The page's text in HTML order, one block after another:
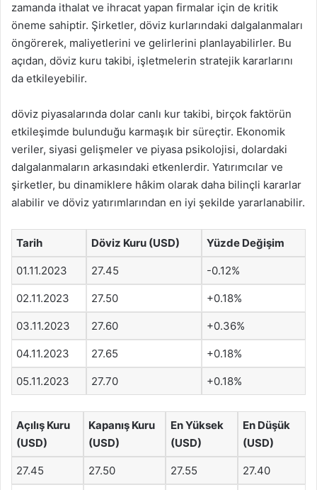
zamanda ithalat ve ihracat yapan firmalar için de kritik
öneme sahiptir. Şirketler, döviz kurlarındaki dalgalanmaları
öngörerek, maliyetlerini ve gelirlerini planlayabilirler. Bu
açıdan, döviz kuru takibi, işletmelerin stratejik kararlarını
da etkileyebilir.
döviz piyasalarında dolar canlı kur takibi, birçok faktörün
etkileşimde bulunduğu karmaşık bir süreçtir. Ekonomik
veriler, siyasi gelişmeler ve piyasa psikolojisi, dolardaki
dalgalanmaların arkasındaki etkenlerdir. Yatırımcılar ve
şirketler, bu dinamiklere hâkim olarak daha bilinçli kararlar
alabilir ve döviz yatırımlarından en iyi şekilde yararlanabilir.
Tarih Döviz Kuru (USD) Yüzde Değişim
01.11.2023 27.45 -0.12%
02.11.2023 27.50 +0.18%
03.11.2023 27.60 +0.36%
04.11.2023 27.65 +0.18%
05.11.2023 27.70 +0.18%
Açılış Kuru
(USD)
Kapanış Kuru
(USD)
En Yüksek
(USD)
En Düşük
(USD)
27.45 27.50 27.55 27.40